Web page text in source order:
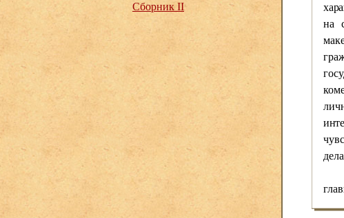
на
Сборник II